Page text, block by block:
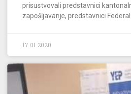
prisustvovali predstavnici
zapošljavanje, predstavnici
17.01.2020